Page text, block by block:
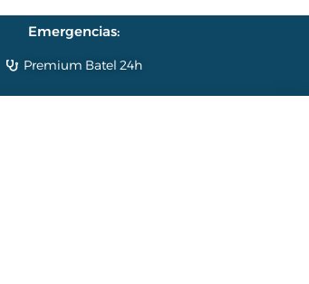
Emergencias:
Premium Batel 24h